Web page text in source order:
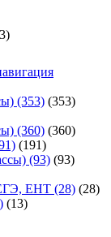
(353) (353)
(360) (360)
(191)
(93) (93)
ЕНТ (28) (28)
(13)